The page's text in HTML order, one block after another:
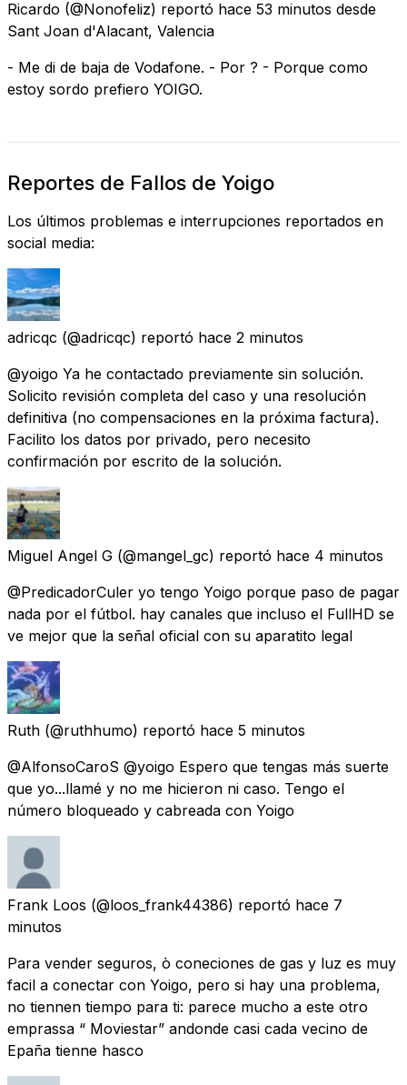
Ricardo (@Nonofeliz) reportó hace 53 minutos desde
Sant Joan d'Alacant, Valencia
- Me di de baja de Vodafone. - Por ? - Porque como
estoy sordo prefiero YOIGO.
Reportes de Fallos de Yoigo
Los últimos problemas e interrupciones reportados en
social media:
adricqc (@adricqc) reportó hace 2 minutos
@yoigo Ya he contactado previamente sin solución.
Solicito revisión completa del caso y una resolución
definitiva (no compensaciones en la próxima factura).
Facilito los datos por privado, pero necesito
confirmación por escrito de la solución.
Miguel Angel G (@mangel_gc) reportó hace 4 minutos
@PredicadorCuler yo tengo Yoigo porque paso de pagar
nada por el fútbol. hay canales que incluso el FullHD se
ve mejor que la señal oficial con su aparatito legal
Ruth (@ruthhumo) reportó hace 5 minutos
@AlfonsoCaroS @yoigo Espero que tengas más suerte
que yo...llamé y no me hicieron ni caso. Tengo el
número bloqueado y cabreada con Yoigo
Frank Loos (@loos_frank44386) reportó hace 7
minutos
Para vender seguros, ò coneciones de gas y luz es muy
facil a conectar con Yoigo, pero si hay una problema,
no tiennen tiempo para ti: parece mucho a este otro
emprassa “ Moviestar” andonde casi cada vecino de
Epaña tienne hasco